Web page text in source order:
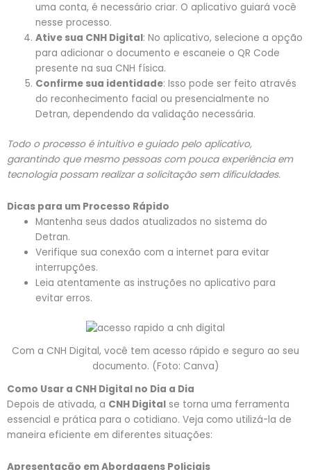
uma conta, é necessário criar. O aplicativo guiará você
nesse processo.
Ative sua CNH Digital: No aplicativo, selecione a opção
para adicionar o documento e escaneie o QR Code
presente na sua CNH física.
Confirme sua identidade: Isso pode ser feito através
do reconhecimento facial ou presencialmente no
Detran, dependendo da validação necessária.
Todo o processo é intuitivo e guiado pelo aplicativo,
garantindo que mesmo pessoas com pouca experiência em
tecnologia possam realizar a solicitação sem dificuldades.
Dicas para um Processo Rápido
Mantenha seus dados atualizados no sistema do
Detran.
Verifique sua conexão com a internet para evitar
interrupções.
Leia atentamente as instruções no aplicativo para
evitar erros.
Com a CNH Digital, você tem acesso rápido e seguro ao seu
documento. (Foto: Canva)
Como Usar a CNH Digital no Dia a Dia
Depois de ativada, a CNH Digital se torna uma ferramenta
essencial e prática para o cotidiano. Veja como utilizá-la de
maneira eficiente em diferentes situações:
Apresentação em Abordagens Policiais